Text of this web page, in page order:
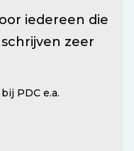
iedereen die
zeer
PDC e.a.